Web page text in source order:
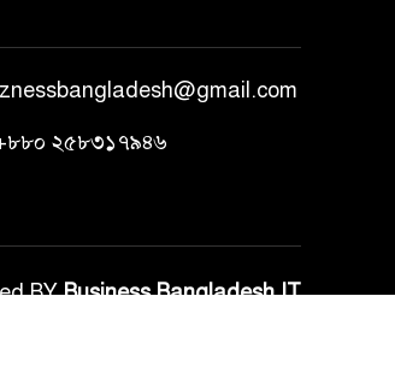
২৫৮৩১৭৯৪৬
BYBusiness Bangladesh IT